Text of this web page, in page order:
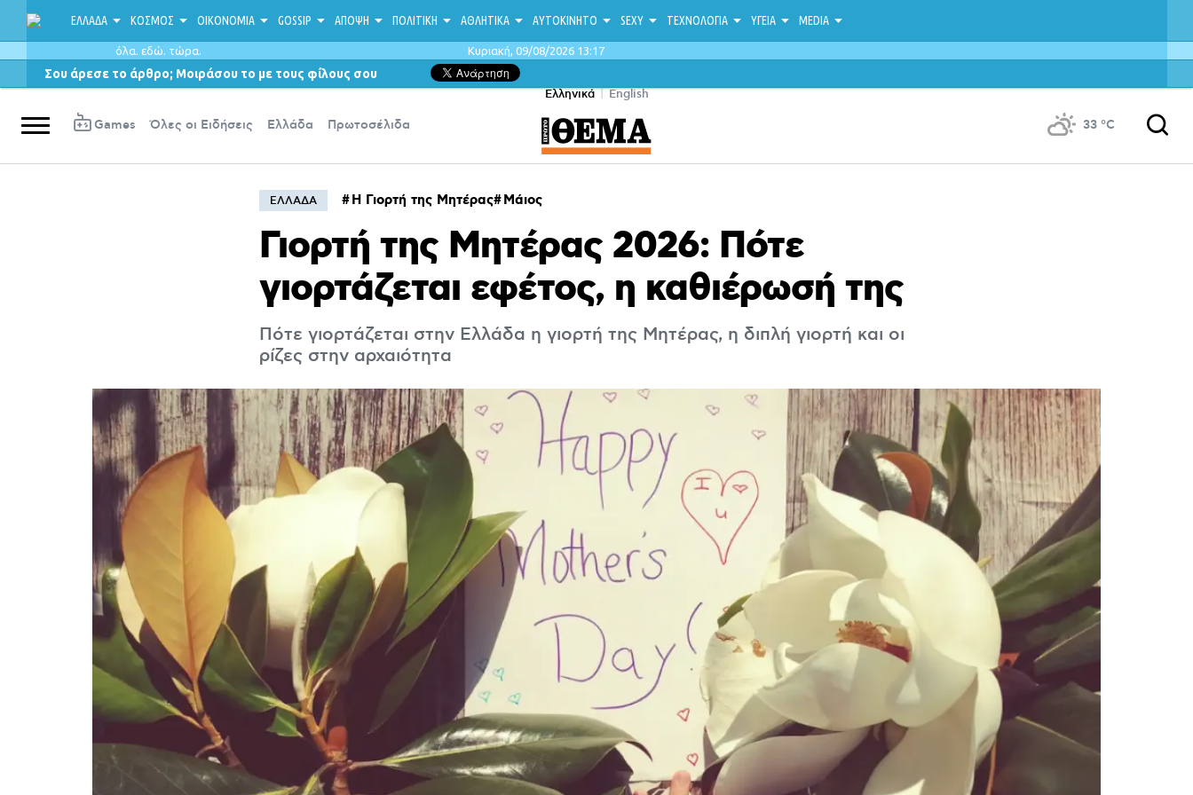
ΕΛΛΑΔΑ ΚΟΣΜΟΣ ΟΙΚΟΝΟΜΙΑ GOSSIP ΑΠΟΨΗ ΠΟΛΙΤΙΚΗ ΑΘΛΗΤΙΚΑ ΑΥΤΟΚΙΝΗΤΟ SEXY ΤΕΧΝΟΛΟΓΙΑ ΥΓΕΙΑ MEDIA
όλα. εδώ. τώρα. Κυριακή, 09/08/2026 13:17
Σου άρεσε το άρθρο; Μοιράσου το με τους φίλους σου